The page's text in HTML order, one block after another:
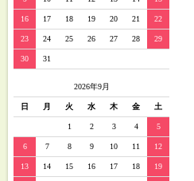
16 17 18 19 20 21 22
23 24 25 26 27 28 29
30 31
2026年9月
日 月 火 水 木 金 土
1 2 3 4 5
6 7 8 9 10 11 12
13 14 15 16 17 18 19